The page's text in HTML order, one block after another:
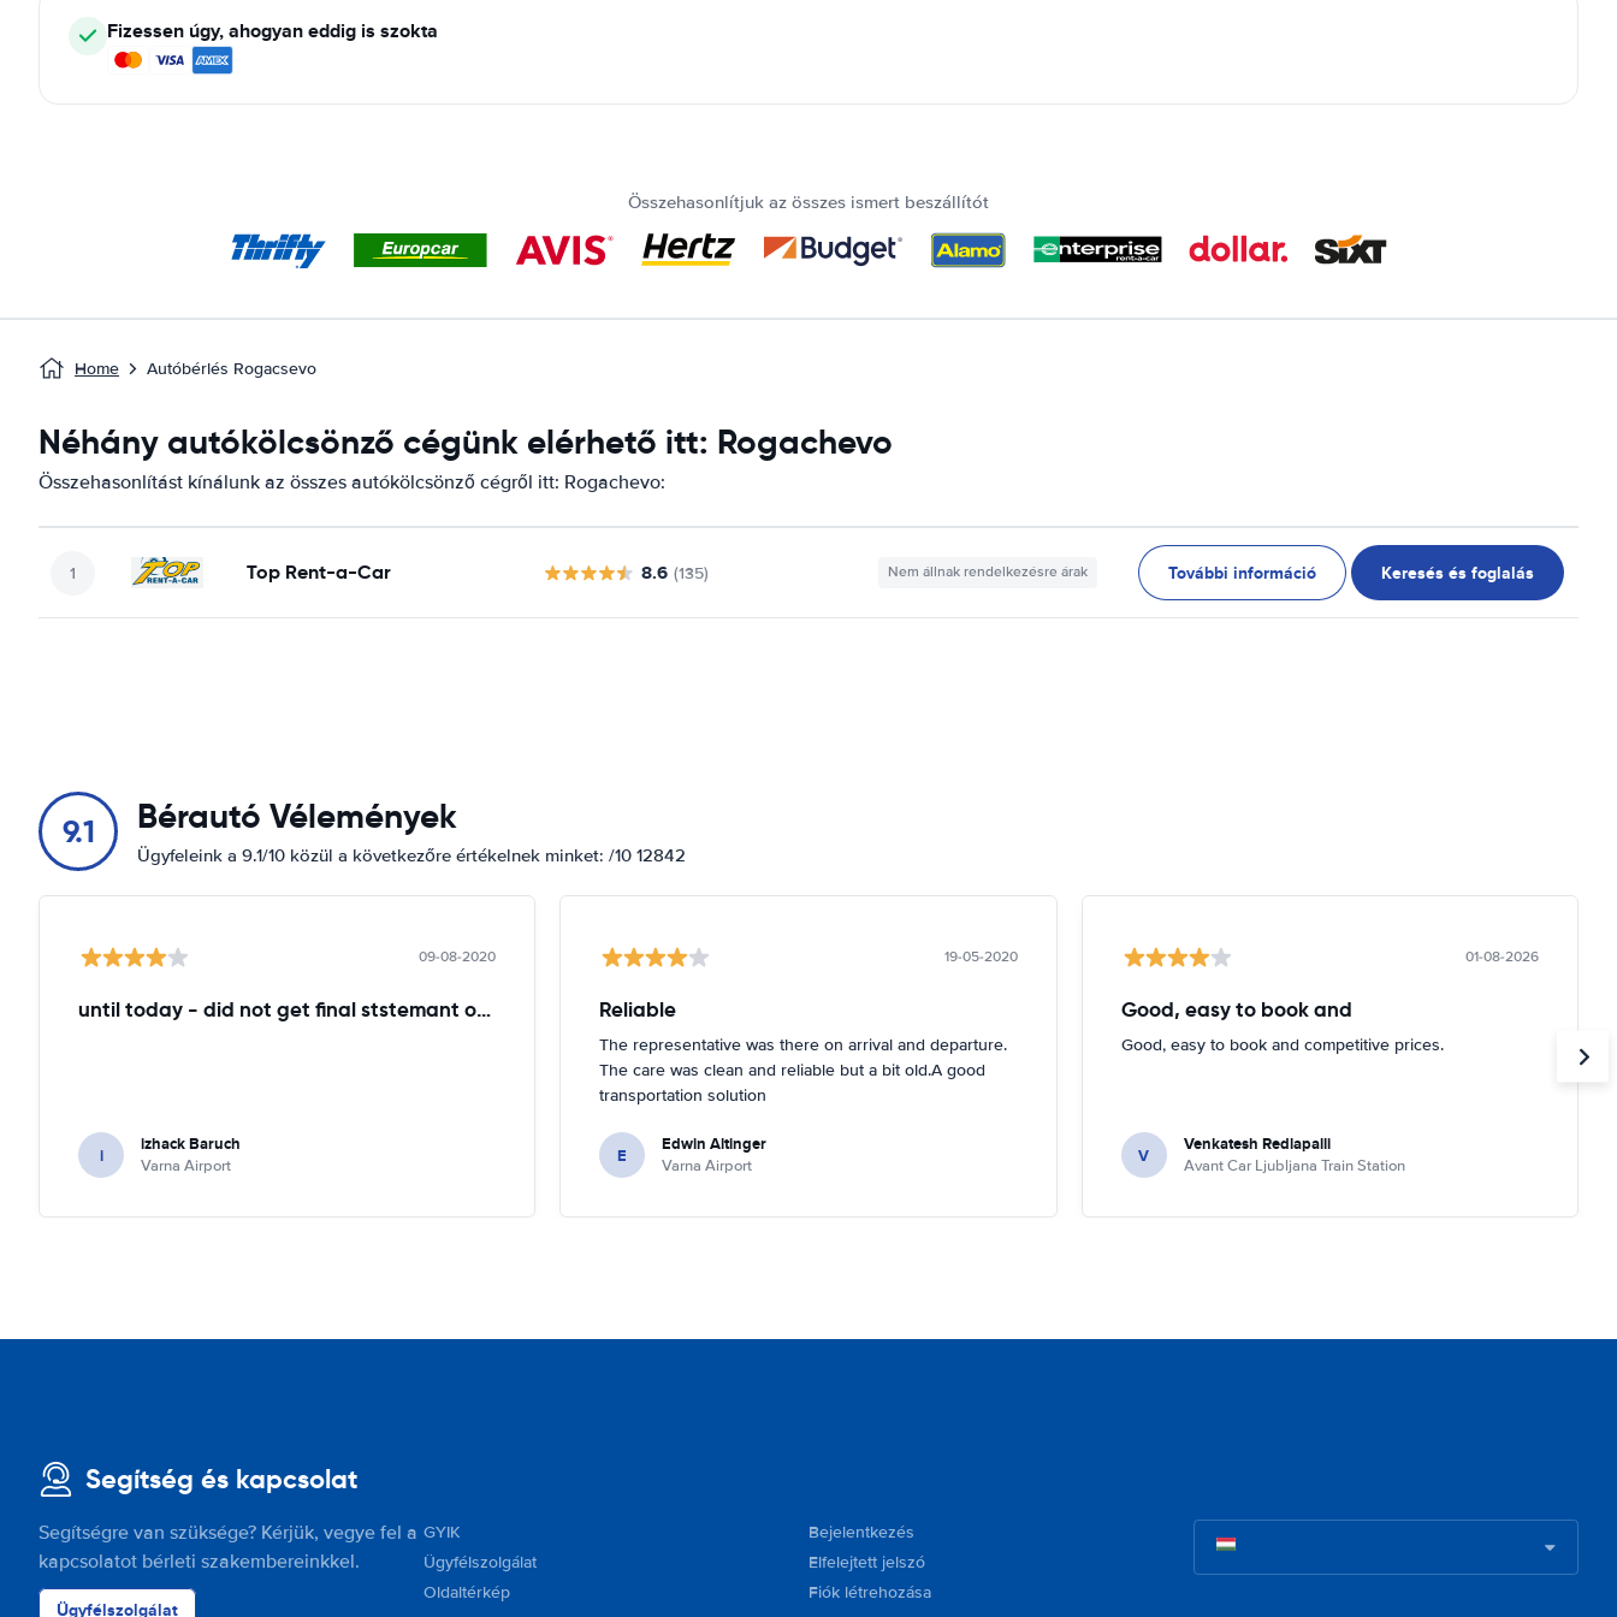
Fizessen úgy, ahogyan eddig is szokta
Összehasonlítjuk az összes ismert beszállítót
Home Autóbérlés Rogacsevo
Néhány autókölcsönző cégünk elérhető itt: Rogachevo
Összehasonlítást kínálunk az összes autókölcsönző cégről itt: Rogachevo:
Top Rent-a-Car 8.6 (135) Nem állnak rendelkezésre árak További információ Keresés és foglalás
9.1 Bérautó Vélemények
Ügyfeleink a 9.1/10 közül a következőre értékelnek minket: /10 12842
09-08-2020
until today - did not get final ststemant of the rent !!
i izhack Baruch
Varna Airport
19-05-2020
Reliable
The representative was there on arrival and departure.
The care was clean and reliable but a bit old.A good
transportation solution
E Edwin Altinger
Varna Airport
01-08-2026
Good, easy to book and
Good, easy to book and competitive prices.
V Venkatesh Redlapalli
Avant Car Ljubljana Train Station
Segítség és kapcsolat
Segítségre van szüksége? Kérjük, vegye fel a
kapcsolatot bérleti szakembereinkkel.
Ügyfélszolgálat
GYIK
Ügyfélszolgálat
Oldaltérkép
Bejelentkezés
Elfelejtett jelszó
Fiók létrehozása